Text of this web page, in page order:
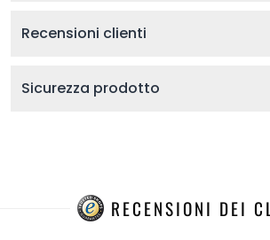
Recensioni clienti
Sicurezza prodotto
RECENSIONI DEI